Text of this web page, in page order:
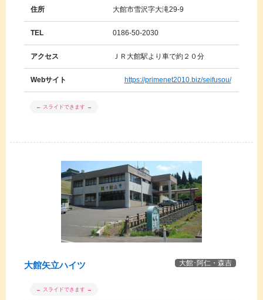
住所 大館市雪沢字大滝29-9
TEL 0186-50-2030
アクセス ＪＲ大館駅より車で約２０分
Webサイト https://primenet2010.biz/seifusou/
大館･阿仁・森吉
大館矢立ハイツ